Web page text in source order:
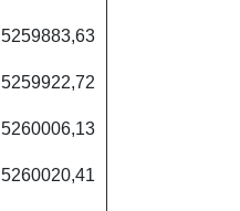
5259883,63
5259922,72
5260006,13
5260020,41